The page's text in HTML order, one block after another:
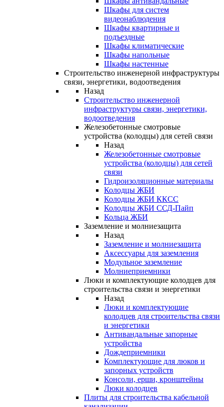
Шкафы для систем
видеонаблюдения
Шкафы квартирные и
подъездные
Шкафы климатические
Шкафы напольные
Шкафы настенные
Строительство инженерной инфраструктуры
связи, энергетики, водоотведения
Назад
Строительство инженерной
инфраструктуры связи, энергетики,
водоотведения
Железобетонные смотровые
устройства (колодцы) для сетей связи
Назад
Железобетонные смотровые
устройства (колодцы) для сетей
связи
Гидроизоляционные материалы
Колодцы ЖБИ
Колодцы ЖБИ ККСС
Колодцы ЖБИ ССД-Пайп
Кольца ЖБИ
Заземление и молниезащита
Назад
Заземление и молниезащита
Аксессуары для заземления
Модульное заземление
Молниеприемники
Люки и комплектующие колодцев для
строительства связи и энергетики
Назад
Люки и комплектующие
колодцев для строительства связи
и энергетики
Антивандальные запорные
устройства
Дождеприемники
Комплектующие для люков и
запорных устройств
Консоли, ерши, кронштейны
Люки колодцев
Плиты для строительства кабельной